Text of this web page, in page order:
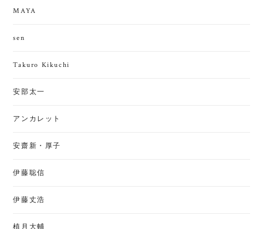
MAYA
sen
Takuro Kikuchi
安部太一
アンカレット
安齋新・厚子
伊藤聡信
伊藤丈浩
植月大輔